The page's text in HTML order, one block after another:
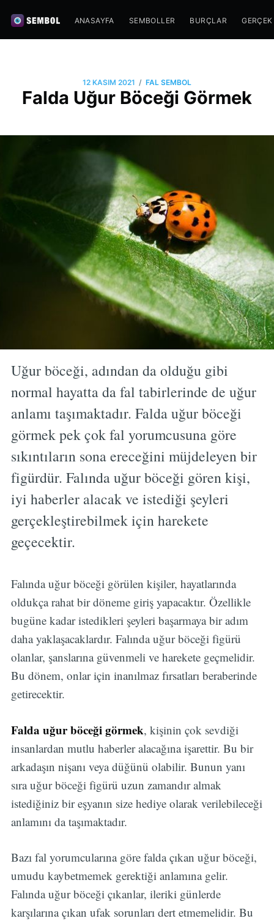
ANASAYFA SEMBOLLER BURÇLAR
12 KASIM 2021 / FAL SEMBOL
Falda Uğur Böceği Görmek
Uğur böceği, adından da olduğu gibi
normal hayatta da fal tabirlerinde de uğur
anlamı taşımaktadır. Falda uğur böceği
görmek pek çok fal yorumcusuna göre
sıkıntıların sona ereceğini müjdeleyen bir
figürdür. Falında uğur böceği gören kişi,
iyi haberler alacak ve istediği şeyleri
gerçekleştirebilmek için harekete
geçecektir.
Falında uğur böceği görülen kişiler, hayatlarında
oldukça rahat bir döneme giriş yapacaktır. Özellikle
bugüne kadar istedikleri şeyleri başarmaya bir adım
daha yaklaşacaklardır. Falında uğur böceği figürü
olanlar, şanslarına güvenmeli ve harekete geçmelidir.
Bu dönem, onlar için inanılmaz fırsatları beraberinde
getirecektir.
Falda uğur böceği görmek, kişinin çok sevdiği
insanlardan mutlu haberler alacağına işarettir. Bu bir
arkadaşın nişanı veya düğünü olabilir. Bunun yanı
sıra uğur böceği figürü uzun zamandır almak
istediğiniz bir eşyanın size hediye olarak verilebileceği
anlamını da taşımaktadır.
Bazı fal yorumcularına göre falda çıkan uğur böceği,
umudu kaybetmemek gerektiği anlamına gelir.
Falında uğur böceği çıkanlar, ileriki günlerde
karşılarına çıkan ufak sorunları dert etmemelidir. Bu